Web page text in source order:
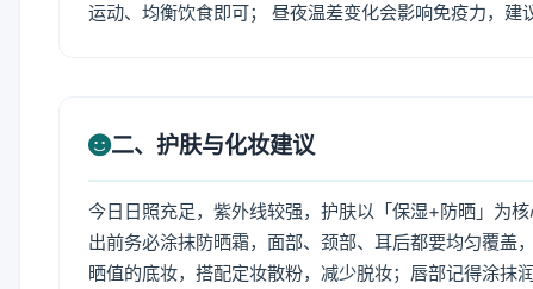
运动、均衡饮食即可； 昼夜温差变化会影响免疫力，建
二、护肤与化妆建议
今日日照充足，紫外线较强，护肤以「保湿+防晒」为
出前务必涂抹防晒霜，面部、颈部、耳后都要均匀覆
晒值的底妆，搭配定妆散粉，减少脱妆；唇部记得涂抹